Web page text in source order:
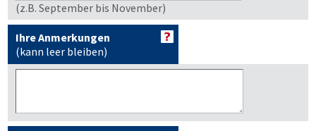
(z.B. September bis November)
Ihre Anmerkungen
(kann leer bleiben)